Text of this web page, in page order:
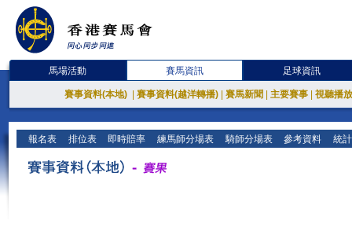
馬場活動 賽馬資訊 足球資訊
賽事資料(本地) 賽事資料(越洋轉播) 賽馬新聞 主要賽事 視聽播
報名表 排位表 即時賠率 練馬師分場表 騎師分場表 參考資料 統